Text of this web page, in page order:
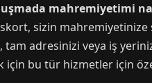
mahremiyetimi
sizin mahremiyetinize
tam adresinizi veya iş
için bu tür hizmetler için